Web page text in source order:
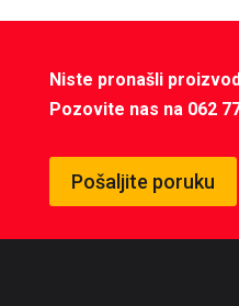
Niste pronašli
Pozovite nas na 062
Pošaljite poruku